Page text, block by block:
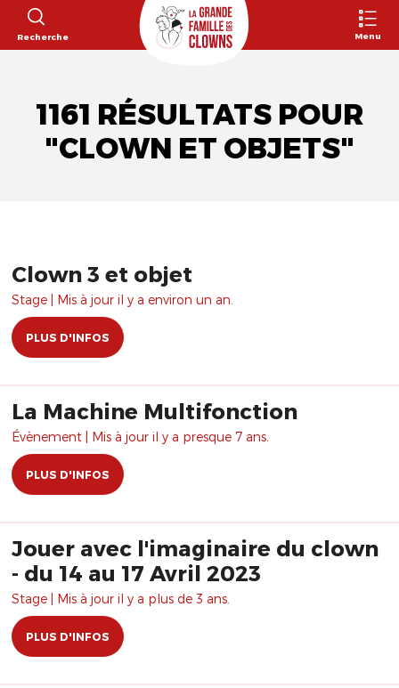
Recherche Menu
1161 RÉSULTATS POUR
"CLOWN ET OBJETS"
Clown 3 et objet
Stage | Mis à jour il y a environ un an.
PLUS D'INFOS
La Machine Multifonction
Évènement | Mis à jour il y a presque 7 ans.
PLUS D'INFOS
Jouer avec l'imaginaire du clown
- du 14 au 17 Avril 2023
Stage | Mis à jour il y a plus de 3 ans.
PLUS D'INFOS